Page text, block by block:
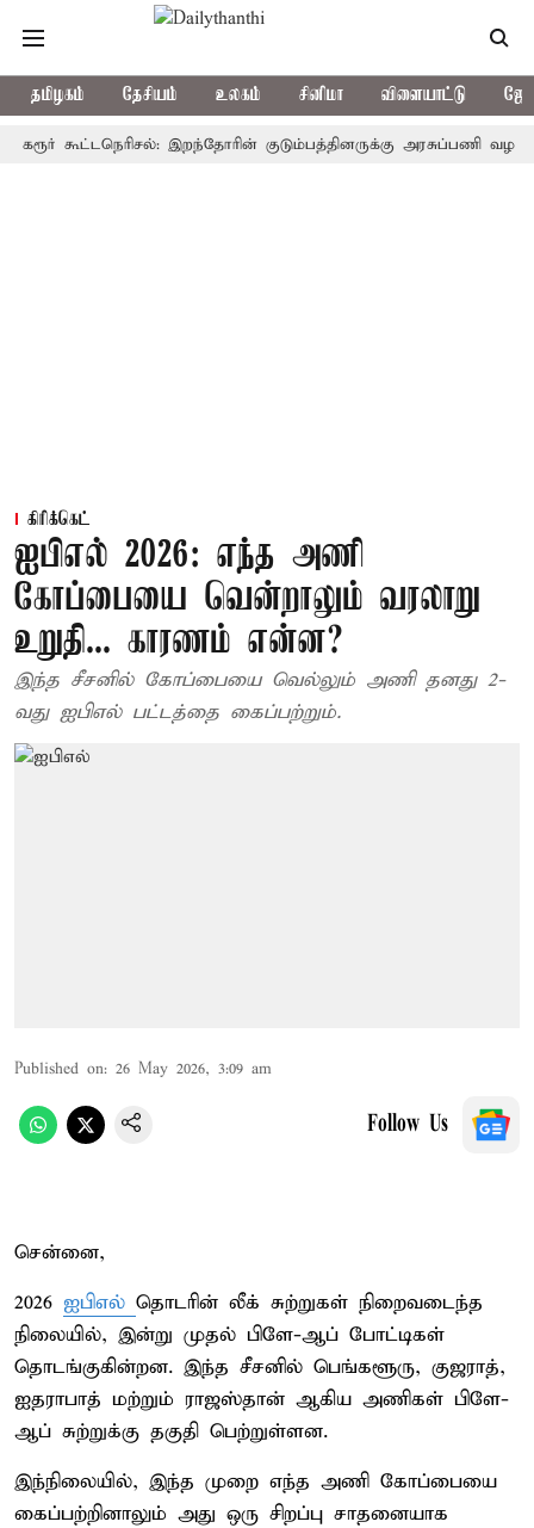
தமிழகம் தேசியம் உலகம் சினிமா விளையாட்டு
கூட்டநெரிசல்: இறந்தோரின் குடும்பத்தினருக்கு அரசுப்பணி வழக்கு;
கிரிக்கெட்
ஐபிஎல் 2026: எந்த அணி
கோப்பையை வென்றாலும் வரலாறு
உறுதி... காரணம் என்ன?
இந்த சீசனில் கோப்பையை வெல்லும் அணி தனது 2-
வது ஐபிஎல் பட்டத்தை கைப்பற்றும்.
Published on: 26 May 2026, 3:09 am
Follow Us
சென்னை,
2026 ஐபிஎல் தொடரின் லீக் சுற்றுகள் நிறைவடைந்த
நிலையில், இன்று முதல் பிளே-ஆப் போட்டிகள்
தொடங்குகின்றன. இந்த சீசனில் பெங்களூரு, குஜராத்,
ஐதராபாத் மற்றும் ராஜஸ்தான் ஆகிய அணிகள் பிளே-
ஆப் சுற்றுக்கு தகுதி பெற்றுள்ளன.
இந்நிலையில், இந்த முறை எந்த அணி கோப்பையை
கைப்பற்றினாலும் அது ஒரு சிறப்பு சாதனையாக